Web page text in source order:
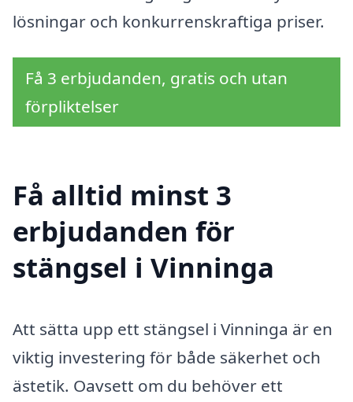
lösningar och konkurrenskraftiga priser.
Få 3 erbjudanden, gratis och utan
förpliktelser
Få alltid minst 3
erbjudanden för
stängsel i Vinninga
Att sätta upp ett stängsel i Vinninga är en
viktig investering för både säkerhet och
ästetik. Oavsett om du behöver ett